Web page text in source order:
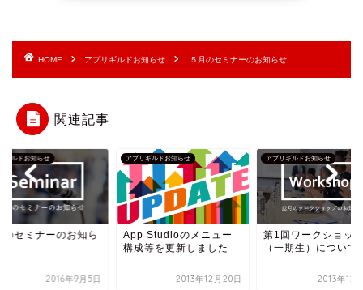
HOME アプリギルドお知らせ ５月のセミナーのお知らせ
関連記事
ギルドお知らせ
のセミナーのお知ら
2016年9月5日
アプリギルドお知らせ
App Studioのメニュー
構成等を更新しました
2013年12月20日
アプリギルドお知らせ
第1回ワークショッ
（一期生）について
2013年12